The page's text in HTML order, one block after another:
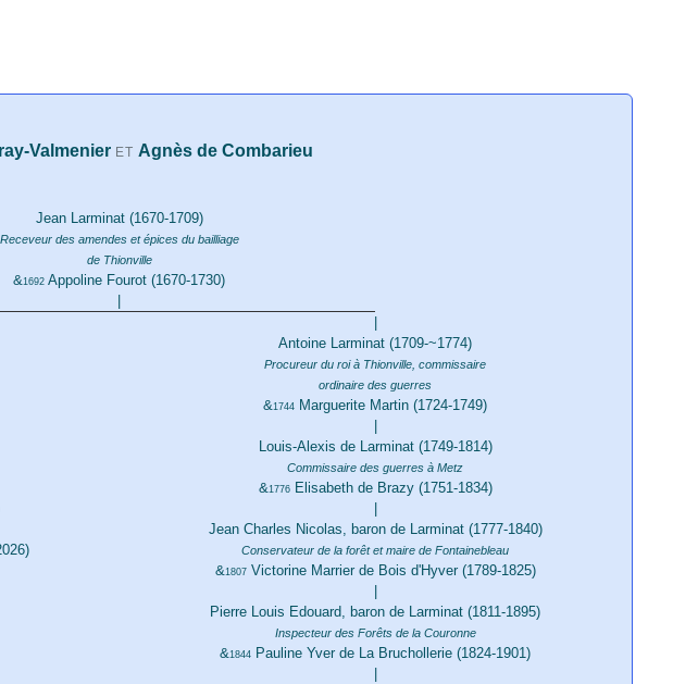
ValmenierET Agnès de Combarieu
Jean Larminat (1670-1709)
Receveur des amendes et épices du bailliage
de Thionville
&1692 Appoline Fourot (1670-1730)
Antoine Larminat (1709-~1774)
Procureur du roi à Thionville, commissaire
ordinaire des guerres
&1744 Marguerite Martin (1724-1749)
Louis-Alexis de Larminat (1749-1814)
Commissaire des guerres à Metz
&1776Elisabeth de Brazy (1751-1834)
Jean Charles Nicolas, baron de Larminat (1777-1840)
Conservateur de la forêt et maire de Fontainebleau
&1807Victorine Marrier de Bois d'Hyver (1789-1825)
Pierre Louis Edouard, baron de Larminat (1811-1895)
Inspecteur des Forêts de la Couronne
&1844 Pauline Yver de La Bruchollerie (1824-1901)